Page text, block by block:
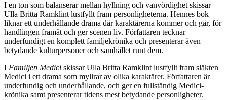
I en ton som balanserar mellan hyllning och vanvördighet skissar
Ulla Britta Ramklint lustfyllt fram personligheterna. Hennes bok
liknar ett underhållande drama där karaktärerna kommer och går, för
handlingen framåt och ger scenen liv. Författaren tecknar
underfundigt en komplett familjekrönika och presenterar även
betydande kulturpersoner och samhället runt dem.
I Familjen Medici skissar Ulla Britta Ramklint lustfyllt fram släkten
Medici i ett drama som myllrar av olika karaktärer. Författaren är
underfundig och underhållande, och ger en fullständig Medici-
krönika samt presenterar tidens mest betydande personligheter.